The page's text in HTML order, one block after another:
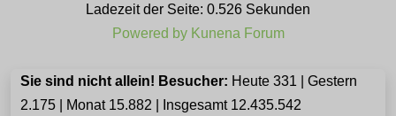
Ladezeit der Seite: 0.526 Sekunden
Powered by Kunena Forum
Sie sind nicht allein! Besucher: Heute 331 | Gestern
2.175 | Monat 15.882 | Insgesamt 12.435.542